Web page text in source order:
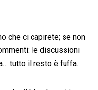
che ci capirete; se non
le discussioni
tutto il resto è fuffa.